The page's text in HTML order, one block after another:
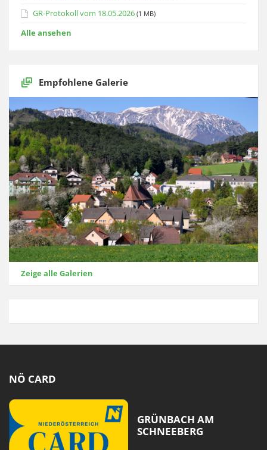
GR-Protokoll vom 18.05.2026 (1 MB)
Alle ansehen
Empfohlene Galerie
Zeige alle Galerien
NÖ CARD
GRÜNBACH AM
SCHNEEBERG